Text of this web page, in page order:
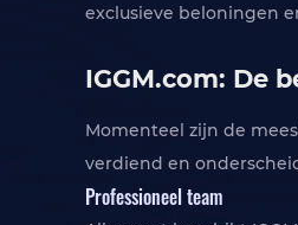
exclusieve beloningen
IGGM.com: De
Momenteel zijn de
verdiend en
Professioneel team